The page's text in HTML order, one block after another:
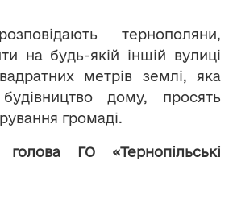
тернополяни,
на будь-якій іншій вулиці
метрів землі, яка
дому, просять
громаді.
ГО «Тернопільські